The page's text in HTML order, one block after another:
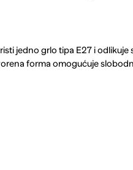
jedno grlo tipa E27 i odlikuje
forma omogućuje